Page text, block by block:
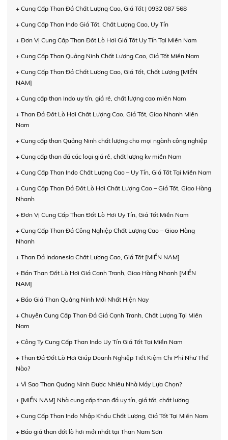
+ Cung Cấp Than Đá Chất Lượng Cao, Giá Tốt | 0932 087 568
+ Cung Cấp Than Indo Giá Tốt, Chất Lượng Cao, Uy Tín
+ Đơn Vị Cung Cấp Than Đốt Lò Hơi Giá Tốt Uy Tín Tại Miền Nam
+ Cung Cấp Than Quảng Ninh Chất Lượng Cao, Giá Tốt Miền Nam
+ Cung Cấp Than Đá Chất Lượng Cao, Giá Tốt, Chất Lượng [MIỀN
NAM]
+ Cung cấp than Indo uy tín, giá rẻ, chất lượng cao miền Nam
+ Than Đá Đốt Lò Hơi Chất Lượng Cao, Giá Tốt, Giao Nhanh Miền
Nam
+ Cung cấp than Quảng Ninh chất lượng cho mọi ngành công nghiệp
+ Cung cấp than đá các loại giá rẻ, chất lượng kv miền Nam
+ Cung Cấp Than Indo Chất Lượng Cao – Uy Tín, Giá Tốt Tại Miền Nam
+ Cung Cấp Than Đá Đốt Lò Hơi Chất Lượng Cao – Giá Tốt, Giao Hàng
Nhanh
+ Đơn Vị Cung Cấp Than Đốt Lò Hơi Uy Tín, Giá Tốt Miền Nam
+ Cung Cấp Than Đá Công Nghiệp Chất Lượng Cao – Giao Hàng
Nhanh
+ Than Đá Indonesia Chất Lượng Cao, Giá Tốt [MIỀN NAM]
+ Bán Than Đốt Lò Hơi Giá Cạnh Tranh, Giao Hàng Nhanh [MIỀN
NAM]
+ Báo Giá Than Quảng Ninh Mới Nhất Hiện Nay
+ Chuyên Cung Cấp Than Đá Giá Cạnh Tranh, Chất Lượng Tại Miền
Nam
+ Công Ty Cung Cấp Than Indo Uy Tín Giá Tốt Tại Miền Nam
+ Than Đá Đốt Lò Hơi Giúp Doanh Nghiệp Tiết Kiệm Chi Phí Như Thế
Nào?
+ Vì Sao Than Quảng Ninh Được Nhiều Nhà Máy Lựa Chọn?
+ [MIỀN NAM] Nhà cung cấp than đá uy tín, giá tốt, chất lượng
+ Cung Cấp Than Indo Nhập Khẩu Chất Lượng, Giá Tốt Tại Miền Nam
+ Báo giá than đốt lò hơi mới nhất tại Than Nam Sơn